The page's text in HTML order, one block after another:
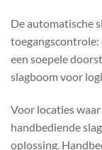
De automatische
een soepele
slagboom voor
Voor locaties
handbediende
oplossing.